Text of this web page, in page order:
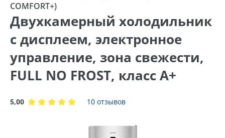
COMFORT+)
Двухкамерный холодильник
с дисплеем, электронное
управление, зона свежести,
FULL NO FROST, класс A+
5,00 10 отзывов